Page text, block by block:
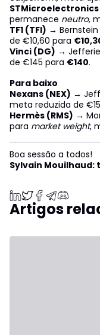
STMicroelectronics
permanece neutro,
TF1 (TFI) →
de €10,60 para
Vinci (DG) →
de €145 para €140.
Para baixo
Nexans (NEX) →
meta reduzida de
Hermès (RMS) →
para market weight,
Boa sessão a todos!
Sylvain Mouilhaud:
Artigos